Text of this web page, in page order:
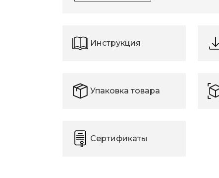
Инструкция
Упаковка товара
Сертификаты